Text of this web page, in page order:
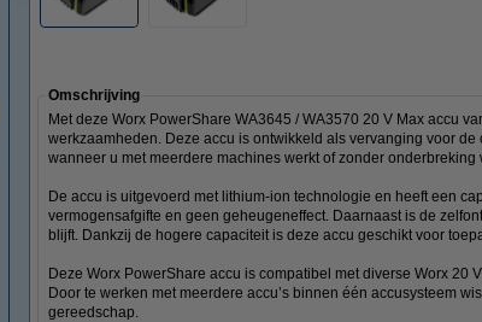
Omschrijving
Met deze Worx PowerShare WA3645 / WA3570 20 V Max accu
werkzaamheden. Deze accu is ontwikkeld als vervanging voor
wanneer u met meerdere machines werkt of zonder onderbreking
De accu is uitgevoerd met lithium-ion technologie en heeft een
vermogensafgifte en geen geheugeneffect. Daarnaast is de
blijft. Dankzij de hogere capaciteit is deze accu geschikt voor
Deze Worx PowerShare accu is compatibel met diverse Worx
Door te werken met meerdere accu’s binnen één accusysteem
gereedschap.